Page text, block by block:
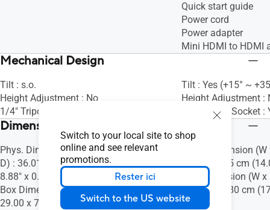
Switch to your local site to shop
online and see relevant
promotions.
Rester ici
Switch to the US website
Quick start guide
Power cord
Power adapter
Mini HDMI to HDMI
Mechanical Design
Tilt : s.o.
Height Adjustment : No
1/4" Tripod Socket : Yes
Tilt : Yes (+15° ~
Height Adjustment :
1/4" Tripod Socket :
Dimensions (Esti.)(vary by regions)
Phys. Dimension without Stand (W x H x
D) : 36.01 x 22.56 x 1.18 cm (14.18" x
8.88" x 0.46")
Box Dimension (W x H x D) : 43.40 x
29.00 x 7.60 cm (17.09" x 11.42" x
Phys. Dimension
22.48 x 1.15 cm
Box Dimension (W
30.00 x 13.80 cm
5.43")